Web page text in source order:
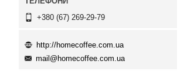
+380 (67) 269-29-79
http://homecoffee.com.ua
mail@homecoffee.com.ua